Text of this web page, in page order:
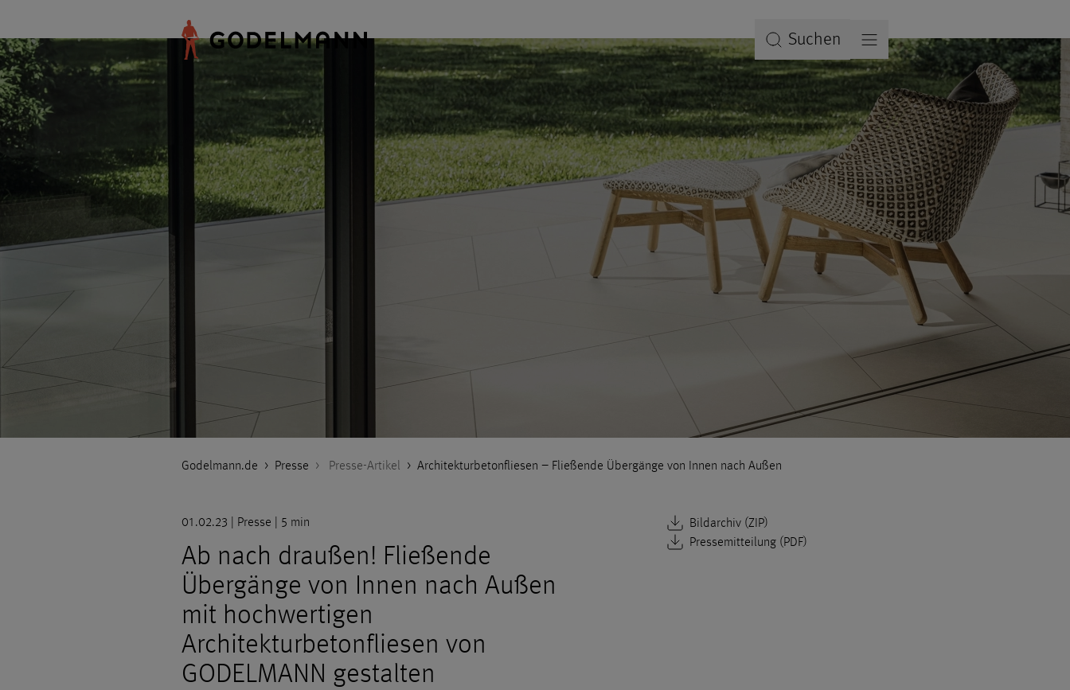
Suchen
Godelmann.de > Presse > Presse-Artikel > Architekturbetonfliesen – Fließende Übergänge von Innen nach Außen
01.02.23 | Presse | 5 min
Ab nach draußen! Fließende
Übergänge von Innen nach Außen
mit hochwertigen
Architekturbetonfliesen von
GODELMANN gestalten
Bildarchiv (ZIP)
Pressemitteilung (PDF)